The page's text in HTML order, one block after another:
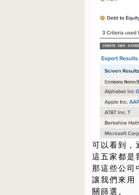
可以看到，
這五家都是
那這些公司
讓我們來
關篩選。